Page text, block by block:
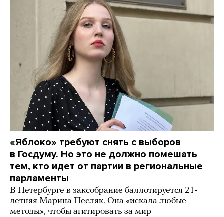
«Яблоко» требуют снять с выборов
в Госдуму. Но это не должно помешать
тем, кто идет от партии в региональные
парламенты
В Петербурге в заксобрание баллотируется 21-
летняя Марина Песляк. Она «искала любые
методы», чтобы агитировать за мир